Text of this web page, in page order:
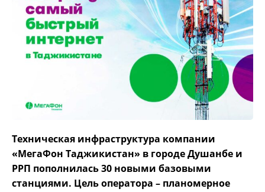
Техническая инфраструктура компании
«МегаФон Таджикистан» в городе Душанбе и
РРП пополнилась 30 новыми базовыми
станциями. Цель оператора – планомерное